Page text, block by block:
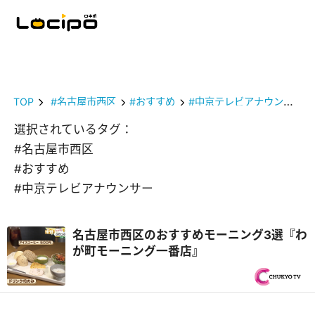
TOP #名古屋市西区 #おすすめ #中京テレビアナウンサー
選択されているタグ：
#名古屋市西区
#おすすめ
#中京テレビアナウンサー
名古屋市西区のおすすめモーニング3選『わ
が町モーニング一番店』